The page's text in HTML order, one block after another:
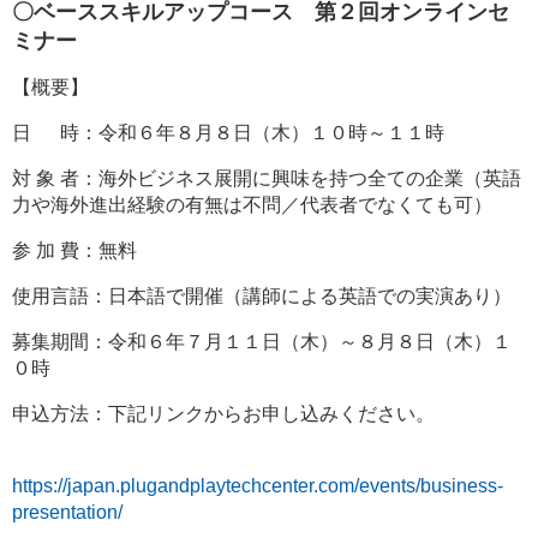
〇ベーススキルアップコース 第２回オンラインセ
ミナー
【概要】
日 時：令和６年８月８日（木）１０時～１１時
対 象 者：海外ビジネス展開に興味を持つ全ての企業（英語
力や海外進出経験の有無は不問／代表者でなくても可）
参 加 費：無料
使用言語：日本語で開催（講師による英語での実演あり）
募集期間：令和６年７月１１日（木）～８月８日（木）１
０時
申込方法：下記リンクからお申し込みください。
https://japan.plugandplaytechcenter.com/events/business-
presentation/